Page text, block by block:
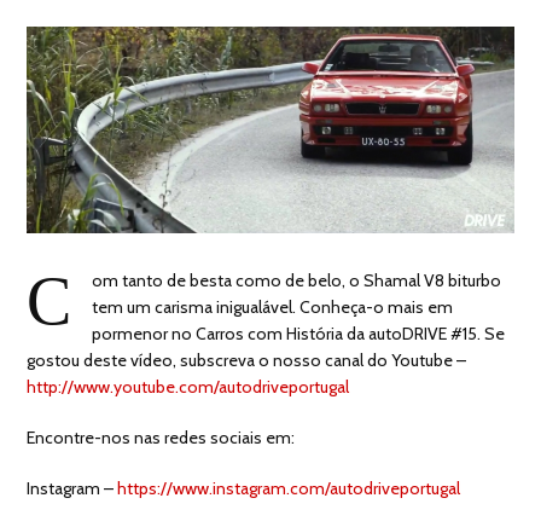
C
om tanto de besta como de belo, o Shamal V8 biturbo
tem um carisma inigualável. Conheça-o mais em
pormenor no Carros com História da autoDRIVE #15. Se
gostou deste vídeo, subscreva o nosso canal do Youtube –
http://www.youtube.com/autodriveportugal
Encontre-nos nas redes sociais em:
Instagram –https://www.instagram.com/autodriveportugal